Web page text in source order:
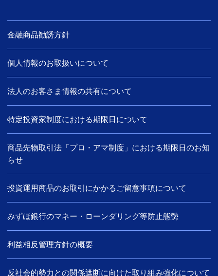
金融商品勧誘方針
個人情報のお取扱いについて
法人のお客さま情報の共有について
特定投資家制度における期限日について
商品先物取引法「プロ・アマ制度」における期限日のお知
らせ
投資運用商品のお取引にかかるご留意事項について
みずほ銀行のマネー・ローンダリング等防止態勢
利益相反管理方針の概要
反社会的勢力との関係遮断に向けた取り組み強化について